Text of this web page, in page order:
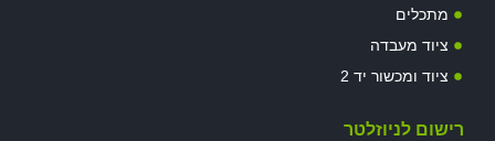
מתכלים
ציוד מעבדה
ציוד ומכשור יד 2
רישום לניוזלטר